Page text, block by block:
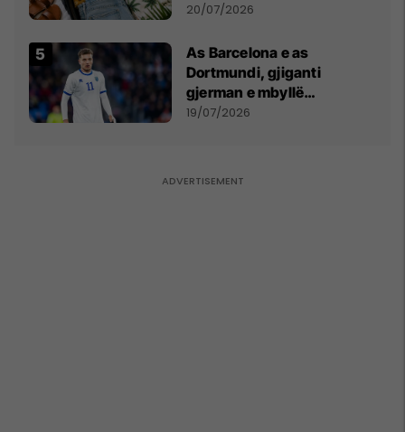
20/07/2026
As Barcelona e as
Dortmundi, gjiganti
gjerman e mbyllë
marrëveshjen për Fisnik
19/07/2026